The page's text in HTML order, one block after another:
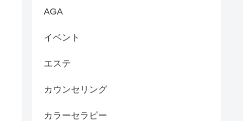
AGA
イベント
エステ
カウンセリング
カラーセラピー